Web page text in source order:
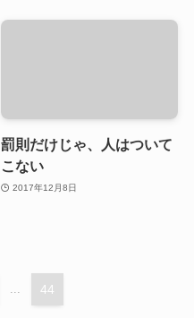
罰則だけじゃ、人はついて
こない
2017年12月8日
44